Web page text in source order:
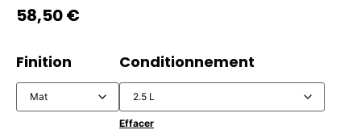
58,50 €
Finition Conditionnement
Effacer